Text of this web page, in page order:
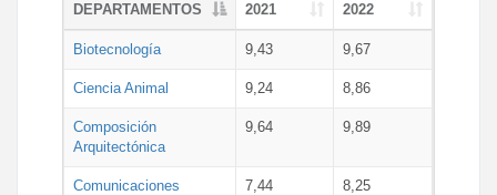
DEPARTAMENTOS 2021 2022
Biotecnología 9,43 9,67
Ciencia Animal 9,24 8,86
Composición
Arquitectónica
9,64 9,89
Comunicaciones 7,44 8,25